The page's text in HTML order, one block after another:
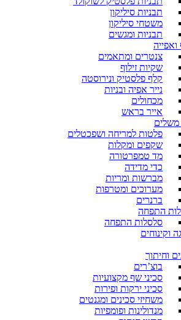
תבניות סיליקון
משטחי סיליקון
תבניות ומגשים
ואפייה
צנטרים ומתאמים
שקיות זילוף
קלף פלסטיק ונירוסטה
נייר אפיה ובניות
מכחולים
אייר בראש
משלים
פלטות למריחה ושפכטלים
שקפים ומקלות
מד טמפרטורה
כדי מדידה
מברשות ומריות
מערוכים ומטרפות
ברנרים
התפחה
סלסלות התפחה
וקינוחים
וחיתוך
בוצ’רים
סכיני שף מקצועיות
סכיני ירקות ופירות
משחיזי סכינים ומגנטים
מנדולינות ופומפיות